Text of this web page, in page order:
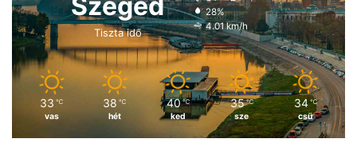
Tiszta idő
28%
4.01 km/h
33 ℃
vas
38 ℃
hét
40 ℃
ked
35 ℃
sze
34 ℃
csü